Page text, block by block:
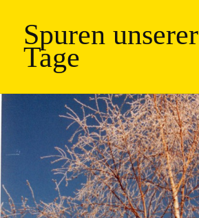
Spuren unserer
Tage